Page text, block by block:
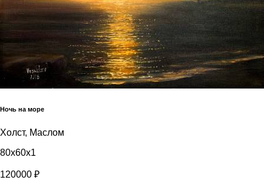
Ночь на море
Холст, Маслом
80x60x1
120000 ₽